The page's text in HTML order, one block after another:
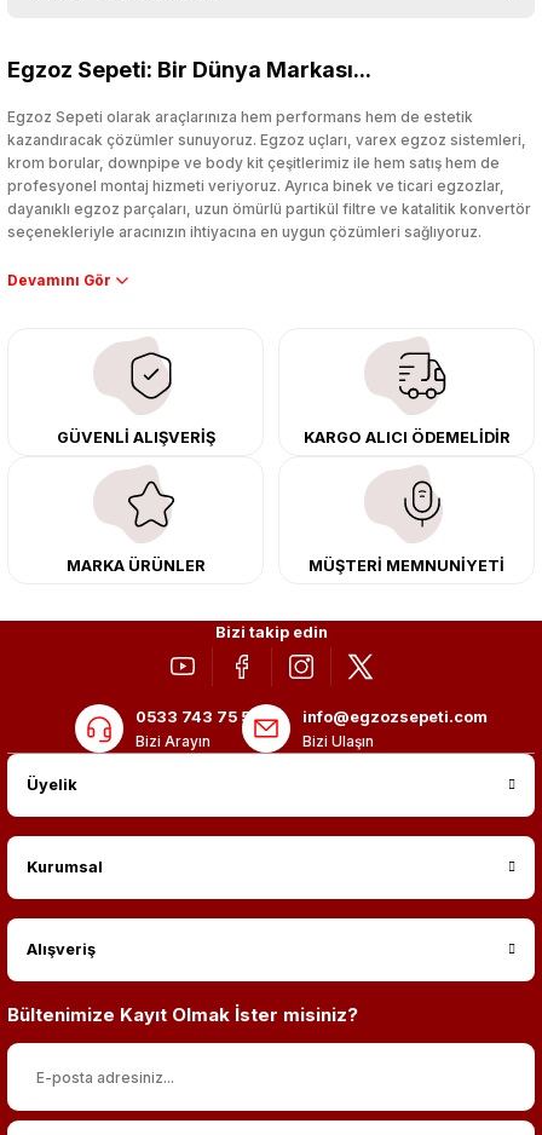
Egzoz Sepeti: Bir Dünya Markası...
Egzoz Sepeti olarak araçlarınıza hem performans hem de estetik
kazandıracak çözümler sunuyoruz. Egzoz uçları, varex egzoz sistemleri,
krom borular, downpipe ve body kit çeşitlerimiz ile hem satış hem de
profesyonel montaj hizmeti veriyoruz. Ayrıca binek ve ticari egzozlar,
dayanıklı egzoz parçaları, uzun ömürlü partikül filtre ve katalitik konvertör
seçenekleriyle aracınızın ihtiyacına en uygun çözümleri sağlıyoruz.
Performans artışı isteyen sürücüler için özel performans egzozları ve
çıkma orijinal ürünler ile yenileyebilir, body kit uygulamalarıyla aracınızın
tasarımını ve aerodinamisini üst seviyeye taşıyabilirsiniz.
Tüm ürünlerimiz orijinal, dayanıklı ve uzun ömürlüdür. İstanbul’daki montaj
merkezimizde profesyonel montaj yapıyor, Türkiye’nin her yerine güvenli
kargo ile teslimat gerçekleştiriyoruz. Aracınıza değer katmak için doğru
adres: Egzoz Sepeti.
GÜVENLİ ALIŞVERİŞ KARGO ALICI ÖDEMELİDİR
MARKA ÜRÜNLER MÜŞTERİ MEMNUNİYETİ
Bizi takip edin
0533 743 75 56
Bizi Arayın
info@egzozsepeti.com
Bizi Ulaşın
Üyelik
Kurumsal
Alışveriş
Bültenimize Kayıt Olmak İster misiniz?